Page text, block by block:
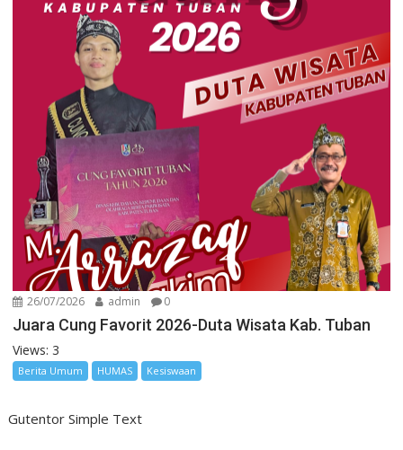
26/07/2026 admin 0
Juara Cung Favorit 2026-Duta Wisata Kab. Tuban
Views: 3
Berita Umum HUMAS Kesiswaan
Gutentor Simple Text